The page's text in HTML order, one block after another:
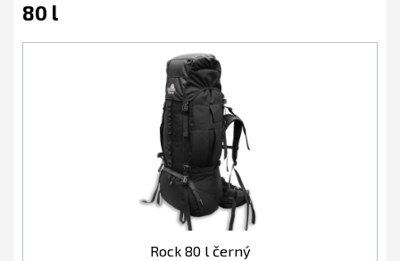
80 l
Rock 80 l černý